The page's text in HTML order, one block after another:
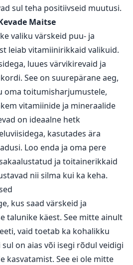
sul teha positiivseid muutusi.
Maitse
valiku värskeid puu- ja
leiab vitamiinirikkaid valikuid.
luues värvikirevaid ja
See on suurepärane aeg,
oma toitumisharjumustele,
vitamiinide ja mineraalide
on ideaalne hetk
kasutades ära
Loo enda ja oma pere
ja toitainerikkaid
nii silma kui ka keha.
kus saad värskeid ja
talunike käest. See mitte ainult
vaid toetab ka kohalikku
on aias või isegi rõdul veidigi
kasvatamist. See ei ole mitte